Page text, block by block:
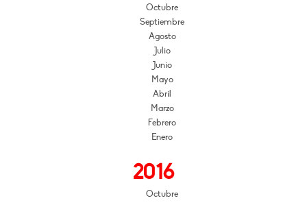
Octubre
Septiembre
Agosto
Julio
Junio
Mayo
Abril
Marzo
Febrero
Enero
2016
Octubre